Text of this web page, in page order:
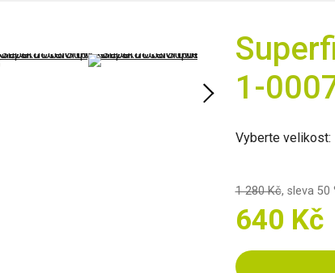
1-
Vyberte velikost:
1 280 Kč, sleva 50
640 Kč